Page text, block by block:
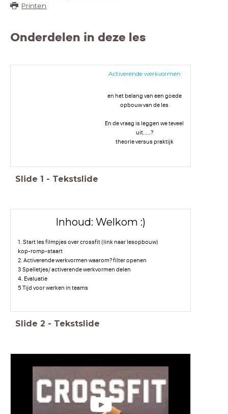
Printen
Onderdelen in deze les
Activerende werkvormen
en het belang van een goede
opbouw van de les
En de vraag is leggen we teveel
uit.....?
theorie versus praktijk
Slide 1 - Tekstslide
Inhoud: Welkom :)
1. Start les filmpjes over crossfit (link naar lesopbouw)
kop-romp-staart
2. Activerende werkvormen waarom? filter openen
3 Spelletjes/ activerende werkvormen delen
4. Evaluatie
5 Tijd voor werken in teams
Slide 2 - Tekstslide